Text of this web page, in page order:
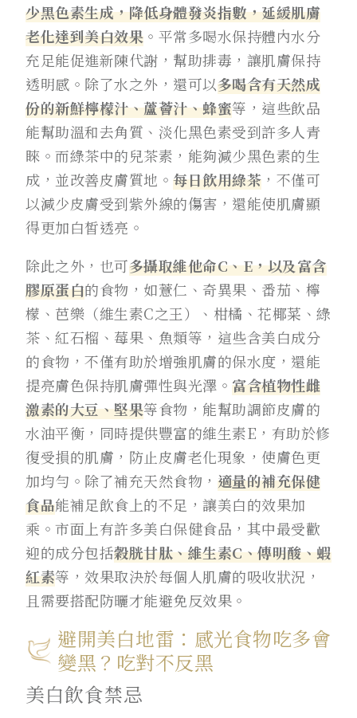
少黑色素生成，降低身體發炎指數，延緩肌膚
老化達到美白效果 。平常多喝水保持體內水分
充足能促進新陳代謝，幫助排毒，讓肌膚保持
透明感。除了水之外，還可以多喝含有天然成
份的新鮮檸檬汁、蘆薈汁、蜂蜜等，這些飲品
能幫助溫和去角質、淡化黑色素受到許多人青
睞。而綠茶中的兒茶素，能夠減少黑色素的生
成，並改善皮膚質地。 每日飲用綠茶 ，不僅可
以減少皮膚受到紫外線的傷害，還能使肌膚顯
得更加白皙透亮。
除此之外，也可多攝取維他命C、E，以及富含
膠原蛋白的食物，如薏仁、奇異果、番茄、檸
檬、芭樂（維生素C之王）、柑橘、花椰菜、綠
茶、紅石榴、莓果、魚類等，這些含美白成分
的食物，不僅有助於增強肌膚的保水度，還能
提亮膚色保持肌膚彈性與光澤。 富含植物性雌
激素的大豆、堅果等食物，能幫助調節皮膚的
水油平衡，同時提供豐富的維生素E，有助於修
復受損的肌膚，防止皮膚老化現象，使膚色更
加均勻。除了補充天然食物， 適量的補充保健
食品能補足飲食上的不足，讓美白的效果加
乘。市面上有許多美白保健食品，其中最受歡
迎的成分包括穀胱甘肽、維生素C、傳明酸、蝦
紅素等，效果取決於每個人肌膚的吸收狀況，
且需要搭配防曬才能避免反效果。
避開美白地雷：感光食物吃多會
變黑？吃對不反黑
美白飲食禁忌